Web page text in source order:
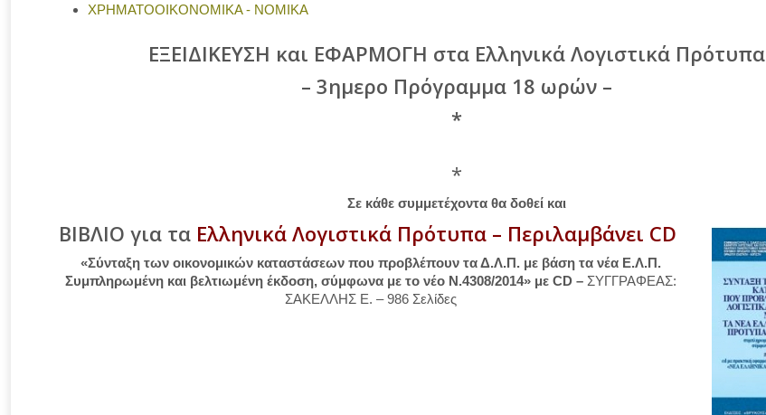
ΧΡΗΜΑΤΟΟΙΚΟΝΟΜΙΚΑ - ΝΟΜΙΚΑ
ΕΞΕΙΔΙΚΕΥΣΗ και ΕΦΑΡΜΟΓΗ στα Ελληνικά Λογιστικά Πρότυπα
– 3ημερο Πρόγραμμα 18 ωρών –
*
*
Σε κάθε συμμετέχοντα θα δοθεί και
ΒΙΒΛΙΟ για τα Ελληνικά Λογιστικά Πρότυπα – Περιλαμβάνει CD
«Σύνταξη των οικονομικών καταστάσεων που προβλέπουν τα Δ.Λ.Π. με βάση τα νέα Ε.Λ.Π.
Συμπληρωμένη και βελτιωμένη έκδοση, σύμφωνα με το νέο Ν.4308/2014» με CD– ΣΥΓΓΡΑΦΕΑΣ:
ΣΑΚΕΛΛΗΣ Ε. – 986 Σελίδες